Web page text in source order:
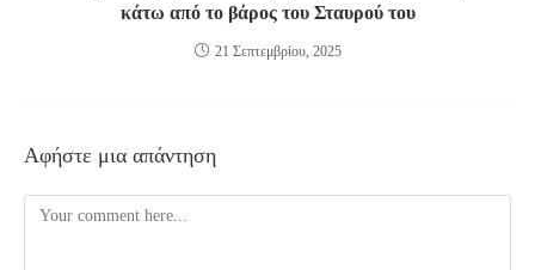
κάτω από το βάρος του Σταυρού του
21 Σεπτεμβρίου, 2025
Αφήστε μια απάντηση
Comment